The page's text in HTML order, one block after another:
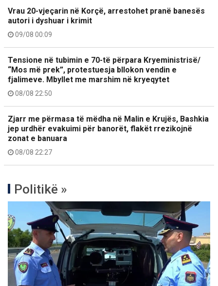
Vrau 20-vjeçarin në Korçë, arrestohet pranë banesës
autori i dyshuar i krimit
09/08 00:09
Tensione në tubimin e 70-të përpara Kryeministrisë/
“Mos më prek”, protestuesja bllokon vendin e
fjalimeve. Mbyllet me marshim në kryeqytet
08/08 22:50
Zjarr me përmasa të mëdha në Malin e Krujës, Bashkia
jep urdhër evakuimi për banorët, flakët rrezikojnë
zonat e banuara
08/08 22:27
Politikë »